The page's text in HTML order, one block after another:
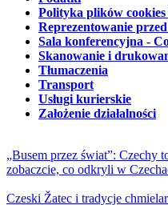
Polityka plików
Reprezentowanie
Sala konferencyjna -
Skanowanie i
Tłumaczenia
Transport
Usługi kurierskie
Założenie działalności
„Busem przez świat”: Czechy
zobaczcie, co odkryli w
Czeski Žatec i tradycje